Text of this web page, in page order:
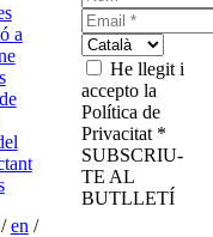
a
/en /
He llegit i
accepto la
Política de
Privacitat *
SUBSCRIU-
TE AL
BUTLLETÍ